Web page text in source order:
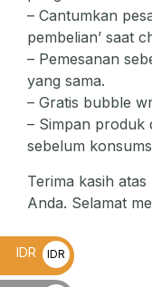
– Cantumkan
pembelian’ saat
– Pemesanan
yang sama.
– Gratis bubble
– Simpan produk
sebelum
Terima kasih
Anda. Selamat
IDR
IDR
Rp